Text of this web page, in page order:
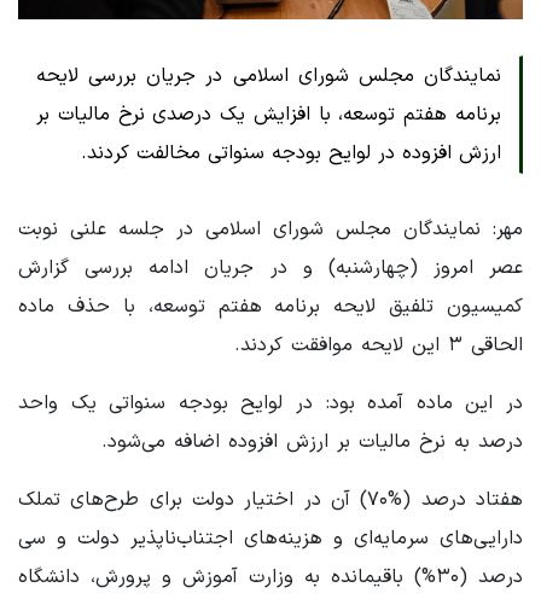
نمایندگان مجلس شورای اسلامی در جریان بررسی لایحه
برنامه هفتم توسعه، با افزایش یک درصدی نرخ مالیات بر
ارزش افزوده در لوایح بودجه سنواتی مخالفت کردند.
مهر: نمایندگان مجلس شورای اسلامی در جلسه علنی نوبت
عصر امروز (چهارشنبه) و در جریان ادامه بررسی گزارش
کمیسیون تلفیق لایحه برنامه هفتم توسعه، با حذف ماده
الحاقی ۳ این لایحه موافقت کردند.
در این ماده آمده بود: در لوایح بودجه سنواتی یک واحد
درصد به نرخ مالیات بر ارزش افزوده اضافه می‌شود.
هفتاد درصد (%۷۰) آن در اختیار دولت برای طرح‌های تملک
دارایی‌های سرمایه‌ای و هزینه‌های اجتناب‌ناپذیر دولت و سی
درصد (۳۰%) باقیمانده به وزارت آموزش و پرورش، دانشگاه